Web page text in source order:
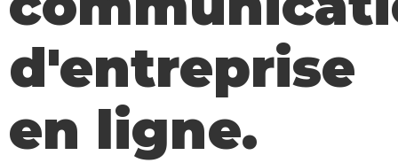
d'entreprise
en ligne.